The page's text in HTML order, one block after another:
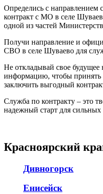
Определись с
контракт с МО в селе
одной из частей
Получи направление и
СВО в селе Шуваево для
Не откладывай свое
информацию, чтобы принять
заключить выгодный
Служба по контракту – это
надежный старт для
Красноярский
Дивногорск
Енисейск